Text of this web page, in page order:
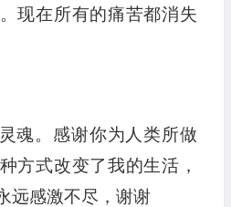
现在所有的痛苦都消失
魂。感谢你为人类所做
方式改变了我的生活，
远感激不尽，谢谢